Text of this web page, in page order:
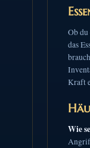
Ob
das
Kraft
Wie